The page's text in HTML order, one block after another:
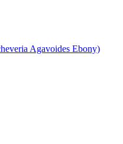
Agavoides Ebony)